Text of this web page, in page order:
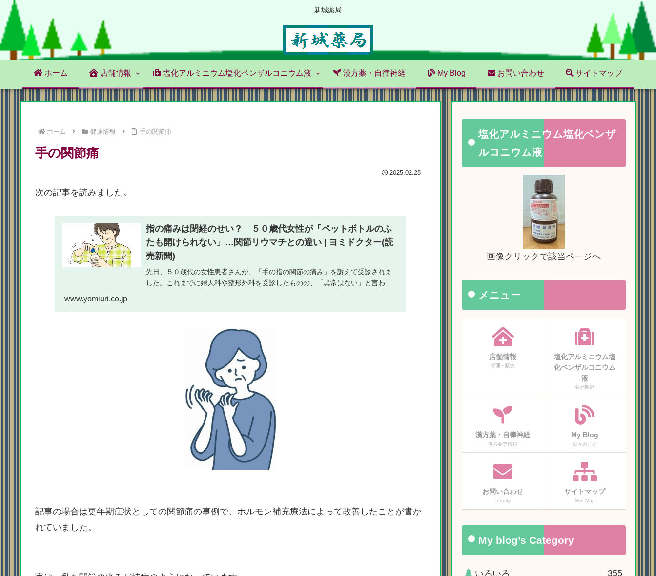
新城薬局
ホーム 店舗情報 塩化アルミニウム塩化ベンザルコニウム液 漢方薬・自律神経 My Blog お問い合わせ サイトマップ
ホーム 健康情報 手の関節痛
手の関節痛
2025.02.28
次の記事を読みました。
指の痛みは閉経のせい？ ５０歳代女性が「ペットボトルのふ
たも開けられない」…関節リウマチとの違い | ヨミドクター(読
売新聞)
先日、５０歳代の女性患者さんが、「手の指の関節の痛み」を訴えて受診されま
した。これまでに婦人科や整形外科を受診したものの、「異常はない」と言わ
www.yomiuri.co.jp
記事の場合は更年期症状としての関節痛の事例で、ホルモン補充療法によって改善したことが書か
れていました。
塩化アルミニウム塩化ベンザ
ルコニウム液
画像クリックで該当ページへ
メニュー
店舗情報
管理・販売
塩化アルミニウム塩
化ベンザルコニウム
液
薬局製剤
漢方薬・自律神経
漢方薬等情報
My Blog
日々のこと
お問い合わせ
Inquiry
サイトマップ
Site Map
My blog’s Category
いろいろ 355